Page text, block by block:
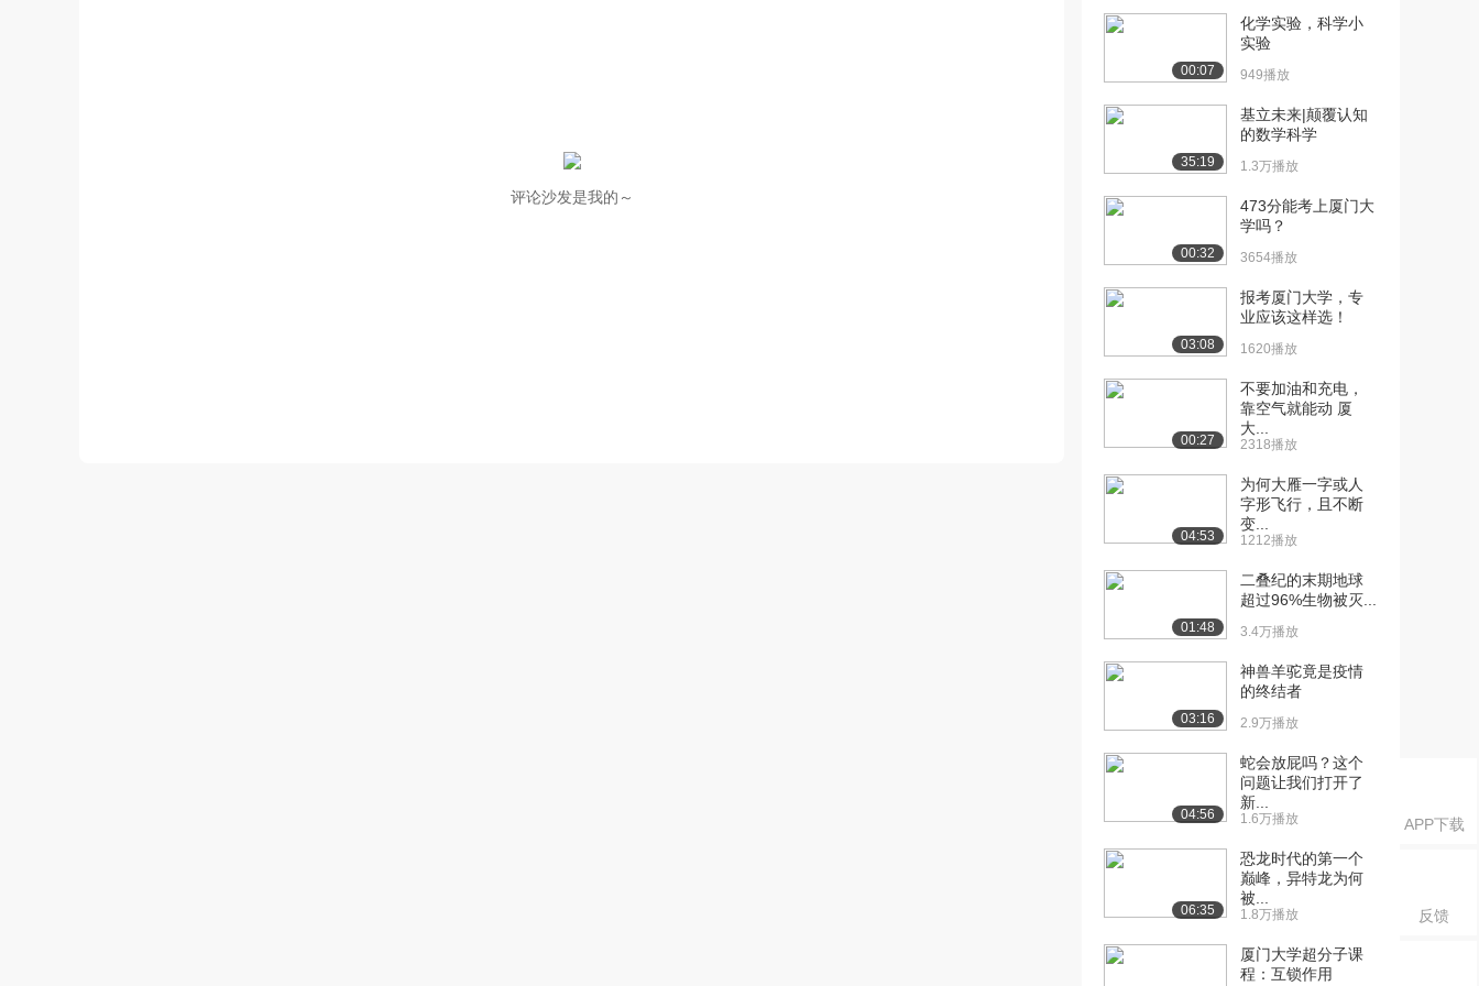
APP下载
反馈
评论沙发是我的～
[10] 厦门大学公开课：3.1
真核细胞的结...
1.3万播放
15:09
[11] 厦门大学公开课：3.2
09:17
[12] 厦门大学公开课：3.3
12:00
[13] 厦门大学公开课：3.4
17:09
[14] 厦门大学公开课：4.1
05:45
[15] 厦门大学公开课：4.2
08:30
病毒的繁殖
溶原性
病毒与疾病
[19] 厦门大学公开课：5.1
微生物的营养...
[20] 厦门大学公开课：5.2
微生物的营养...
8932播放
00:07
化学实验，科学小
实验
949播放
35:19
基立未来|颠覆认知
的数学科学
1.3万播放
00:32
473分能考上厦门大
学吗？
3654播放
03:08
报考厦门大学，专
业应该这样选！
1620播放
00:27
不要加油和充电，
靠空气就能动 厦
大...
2318播放
04:53
为何大雁一字或人
字形飞行，且不断
变...
1212播放
01:48
二叠纪的末期地球
超过96%生物被灭...
3.4万播放
03:16
神兽羊驼竟是疫情
的终结者
2.9万播放
04:56
蛇会放屁吗？这个
问题让我们打开了
新...
1.6万播放
06:35
恐龙时代的第一个
巅峰，异特龙为何
被...
1.8万播放
厦门大学超分子课
程：互锁作用